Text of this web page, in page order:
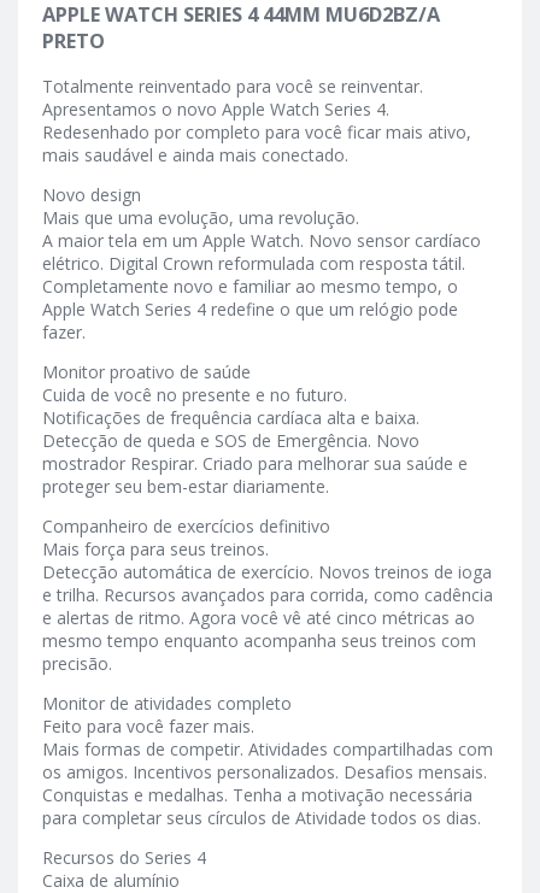
APPLE WATCH SERIES 4 44MM MU6D2BZ/A
PRETO
Totalmente reinventado para você se reinventar.
Apresentamos o novo Apple Watch Series 4.
Redesenhado por completo para você ficar mais ativo,
mais saudável e ainda mais conectado.
Novo design
Mais que uma evolução, uma revolução.
A maior tela em um Apple Watch. Novo sensor cardíaco
elétrico. Digital Crown reformulada com resposta tátil.
Completamente novo e familiar ao mesmo tempo, o
Apple Watch Series 4 redefine o que um relógio pode
fazer.
Monitor proativo de saúde
Cuida de você no presente e no futuro.
Notificações de frequência cardíaca alta e baixa.
Detecção de queda e SOS de Emergência. Novo
mostrador Respirar. Criado para melhorar sua saúde e
proteger seu bem-estar diariamente.
Companheiro de exercícios definitivo
Mais força para seus treinos.
Detecção automática de exercício. Novos treinos de ioga
e trilha. Recursos avançados para corrida, como cadência
e alertas de ritmo. Agora você vê até cinco métricas ao
mesmo tempo enquanto acompanha seus treinos com
precisão.
Monitor de atividades completo
Feito para você fazer mais.
Mais formas de competir. Atividades compartilhadas com
os amigos. Incentivos personalizados. Desafios mensais.
Conquistas e medalhas. Tenha a motivação necessária
para completar seus círculos de Atividade todos os dias.
Recursos do Series 4
Caixa de alumínio